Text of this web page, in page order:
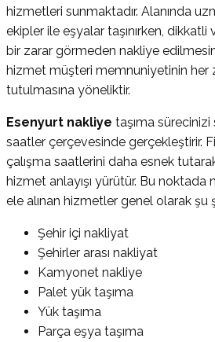
hizmetleri sunmaktadır. Alanında
ekipler ile eşyalar taşınırken,
bir zarar görmeden nakliye
hizmet müşteri memnuniyetinin her
tutulmasına yöneliktir.
Esenyurt nakliye taşıma
saatler çerçevesinde gerçekleştirir.
çalışma saatlerini daha esnek
hizmet anlayışı yürütür. Bu
ele alınan hizmetler genel olarak şu
Şehir içi nakliyat
Şehirler arası nakliyat
Kamyonet nakliye
Palet yük taşıma
Yük taşıma
Parça eşya taşıma